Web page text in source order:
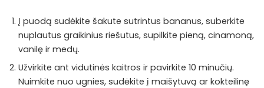
Į puodą sudėkite šakute sutrintus bananus, suberkite
nuplautus graikinius riešutus, supilkite pieną, cinamoną,
vanilę ir medų.
Užvirkite ant vidutinės kaitros ir pavirkite 10 minučių.
Nuimkite nuo ugnies, sudėkite į maišytuvą ar kokteilinę